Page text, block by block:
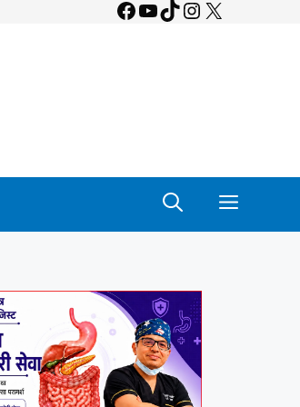
Facebook
YouTube
TikTok
Instagram
X